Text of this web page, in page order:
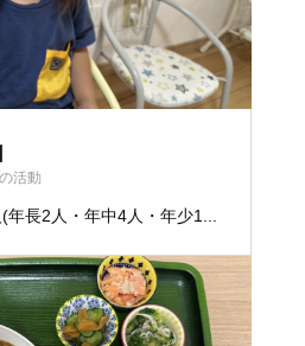
活動
長2人・年中4人・年少1...